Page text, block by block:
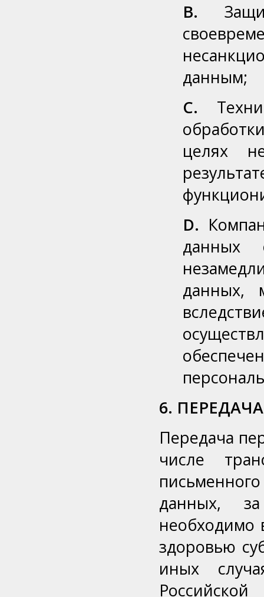
B.
данным;
C.
целях
D.
данных
данных,
6.
Передача
числе
данных,
необходимо
здоровью
иных